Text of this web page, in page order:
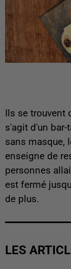
Ils se trouvent
s'agit d'un
sans masque,
enseigne de
personnes
est fermé
de plus.
LES